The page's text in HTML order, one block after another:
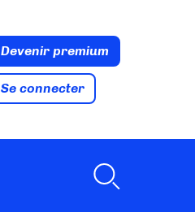
Devenir premium
Se connecter